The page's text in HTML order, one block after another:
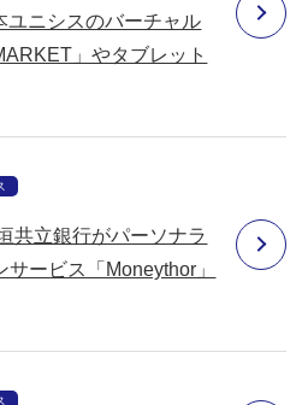
ユニシスのバーチャル
」やタブレット
共立銀行がパーソナラ
ービス「Moneythor」